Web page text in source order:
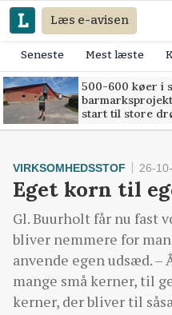
Læs e-avisen
Seneste Mest læste
500-600 køer i
start til store
VIRKSOMHEDSSTOF 26-
Eget korn til
Gl. Buurholt får nu fast
bliver nemmere for
anvende egen udsæd. –
mange små kerner, til
kerner, der bliver til